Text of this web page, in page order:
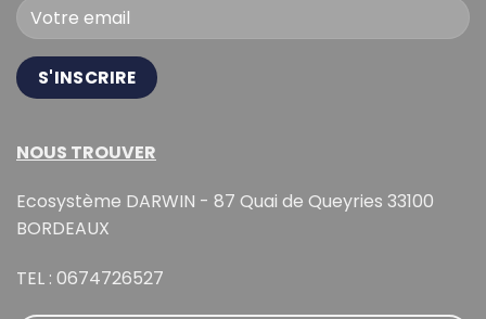
NOUS TROUVER
Ecosystème DARWIN - 87 Quai de Queyries 33100
BORDEAUX
TEL : 0674726527